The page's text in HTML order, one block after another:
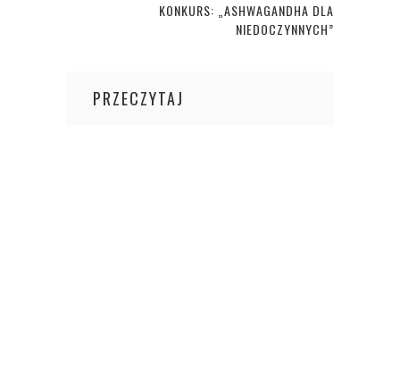
KONKURS: „ASHWAGANDHA DLA
NIEDOCZYNNYCH”
PRZECZYTAJ